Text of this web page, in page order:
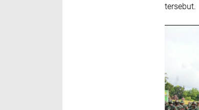
tersebut.